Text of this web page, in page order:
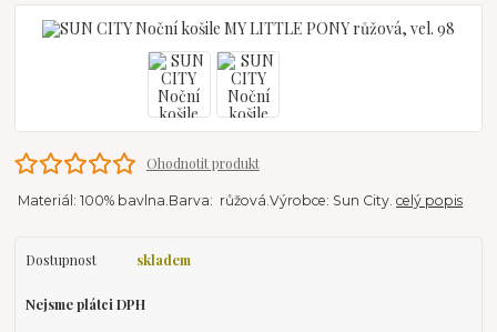
Ohodnotit produkt
Materiál: 100% bavlna.Barva: růžová.Výrobce: Sun City.celý popis
Dostupnost skladem
Nejsme plátci DPH